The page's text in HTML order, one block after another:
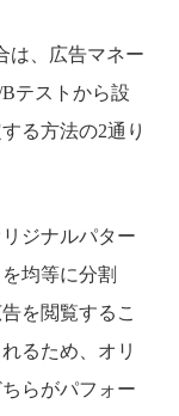
は、広告マネー
テストから設
る方法の2通り
ジナルパター
均等に分割
を閲覧するこ
るため、オリ
らがパフォー